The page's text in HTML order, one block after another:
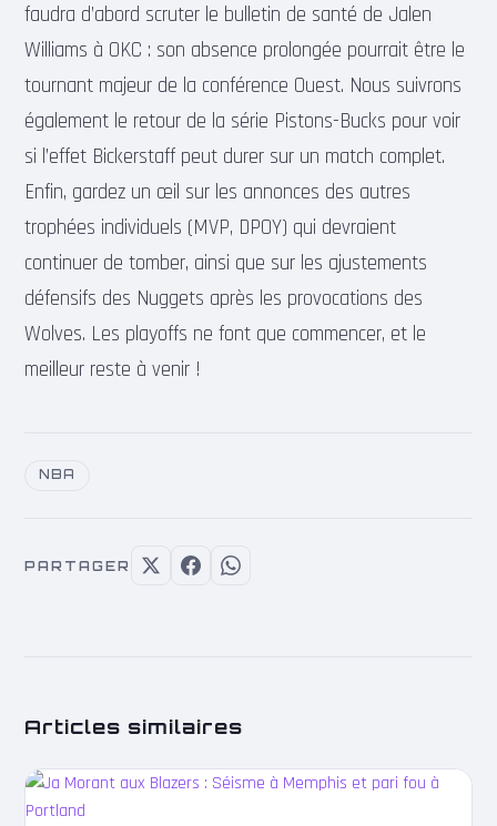
faudra d’abord scruter le bulletin de santé de Jalen
Williams à OKC : son absence prolongée pourrait être le
tournant majeur de la conférence Ouest. Nous suivrons
également le retour de la série Pistons-Bucks pour voir
si l’effet Bickerstaff peut durer sur un match complet.
Enfin, gardez un œil sur les annonces des autres
trophées individuels (MVP, DPOY) qui devraient
continuer de tomber, ainsi que sur les ajustements
défensifs des Nuggets après les provocations des
Wolves. Les playoffs ne font que commencer, et le
meilleur reste à venir !
NBA
PARTAGER
Articles similaires